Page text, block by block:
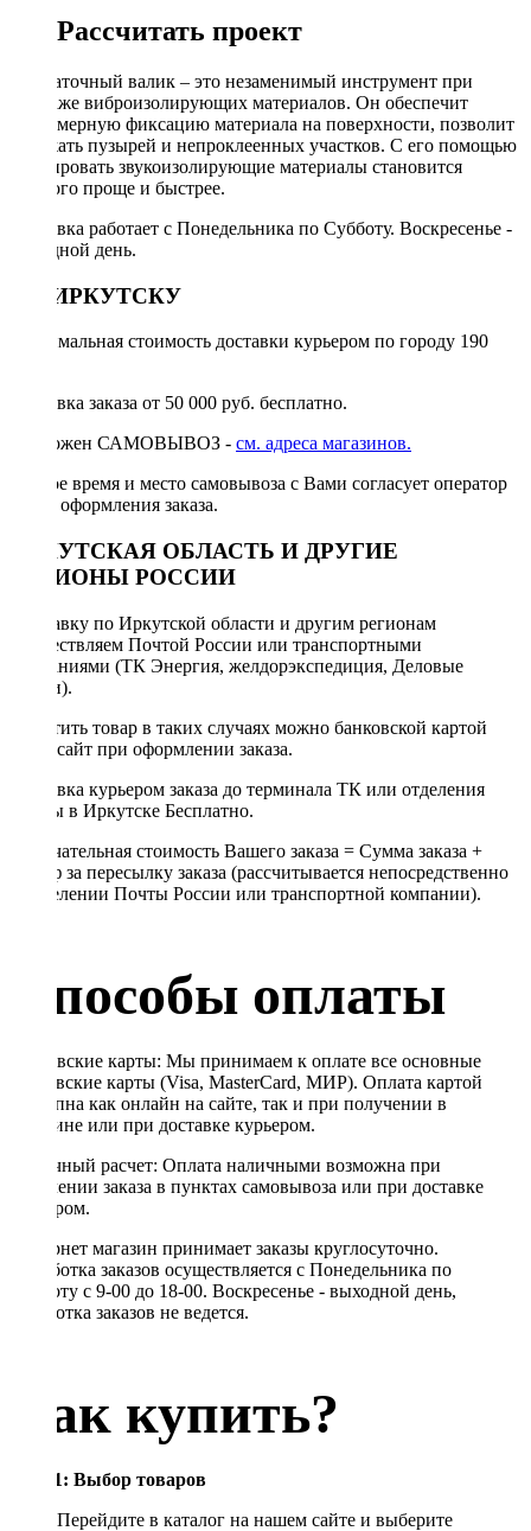
Рассчитать проект
Прикаточный валик – это незаменимый инструмент при
монтаже виброизолирующих материалов. Он обеспечит
равномерную фиксацию материала на поверхности, позволит
избежать пузырей и непроклеенных участков. С его помощью
монтировать звукоизолирующие материалы становится
намного проще и быстрее.
Доставка работает с Понедельника по Субботу. Воскресенье -
выходной день.
ПО ИРКУТСКУ
Минимальная стоимость доставки курьером по городу 190
Доставка заказа от 50 000 руб. бесплатно.
Возможен САМОВЫВОЗ - см. адреса магазинов.
Точное время и место самовывоза с Вами согласует оператор
после оформления заказа.
ИРКУТСКАЯ ОБЛАСТЬ И ДРУГИЕ
РЕГИОНЫ РОССИИ
Отправку по Иркутской области и другим регионам
осуществляем Почтой России или транспортными
компаниями (ТК Энергия, желдорэкспедиция, Деловые
линии).
Оплатить товар в таких случаях можно банковской картой
через сайт при оформлении заказа.
Доставка курьером заказа до терминала ТК или отделения
Почты в Иркутске Бесплатно.
Окончательная стоимость Вашего заказа = Сумма заказа +
Тариф за пересылку заказа (рассчитывается непосредственно
в отделении Почты России или транспортной компании).
Способы оплаты
Банковские карты: Мы принимаем к оплате все основные
банковские карты (Visa, MasterCard, МИР). Оплата картой
доступна как онлайн на сайте, так и при получении в
магазине или при доставке курьером.
Наличный расчет: Оплата наличными возможна при
получении заказа в пунктах самовывоза или при доставке
курьером.
Интернет магазин принимает заказы круглосуточно.
Обработка заказов осуществляется с Понедельника по
Субботу с 9-00 до 18-00. Воскресенье - выходной день,
обработка заказов не ведется.
Как купить?
Шаг 1: Выбор товаров
Перейдите в каталог на нашем сайте и выберите